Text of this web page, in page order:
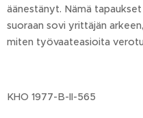
äänestänyt. Nämä
suoraan sovi yrittäjän
miten työvaateasioita
KHO 1977-B-II-565